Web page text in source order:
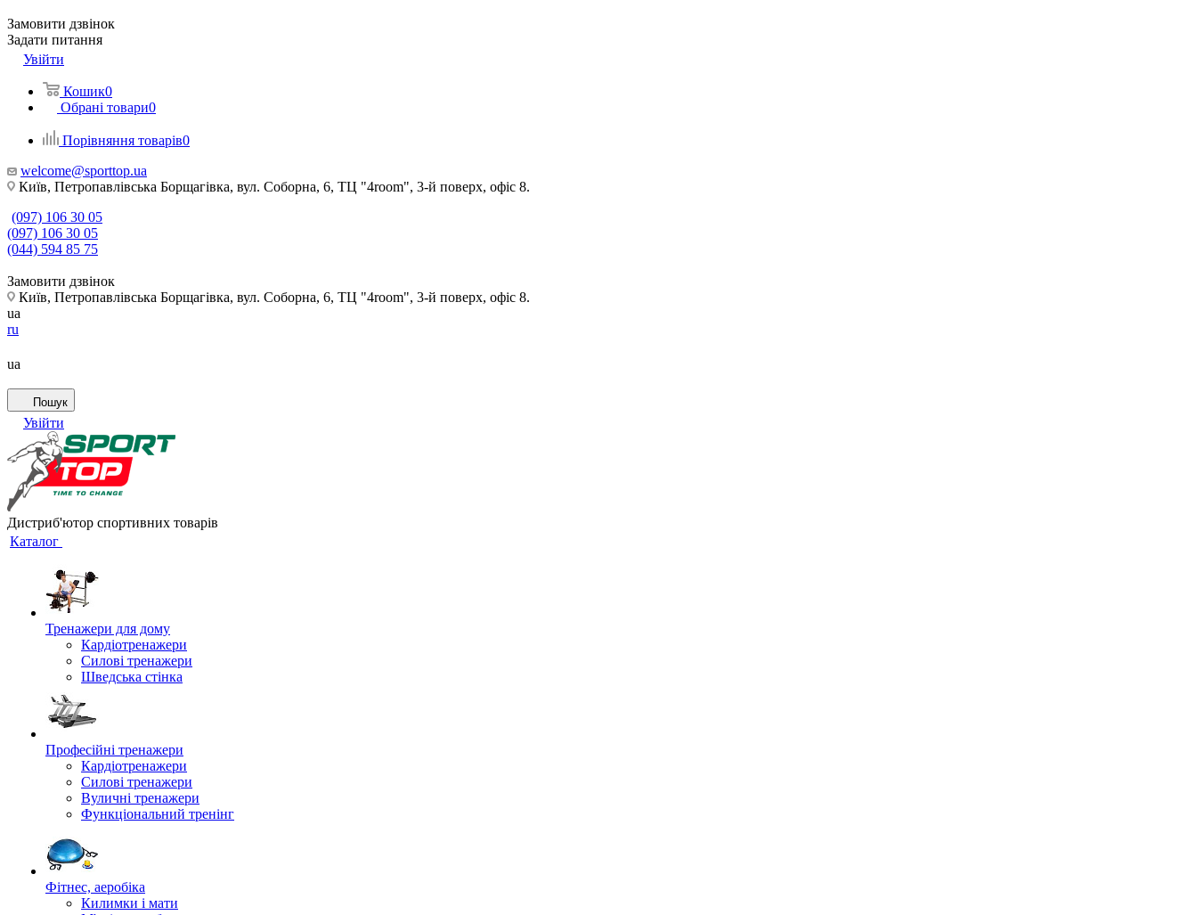
Замовити дзвінок
Задати питання
Увійти
Кошик0
Обрані товари0
Порівняння товарів0
welcome@sporttop.ua
Київ, Петропавлівська Борщагівка, вул. Соборна, 6, ТЦ "4room", 3-й поверх, офіс 8.
(097) 106 30 05
(097) 106 30 05
(044) 594 85 75
Замовити дзвінок
Київ, Петропавлівська Борщагівка, вул. Соборна, 6, ТЦ "4room", 3-й поверх, офіс 8.
ua
ru
ua
Пошук
Увійти
Дистриб'ютор спортивних товарів
Каталог
Тренажери для дому
Кардіотренажери
Силові тренажери
Шведська стінка
Професійні тренажери
Кардіотренажери
Силові тренажери
Вуличні тренажери
Функціональний тренінг
Фітнес, аеробіка
Килимки і мати